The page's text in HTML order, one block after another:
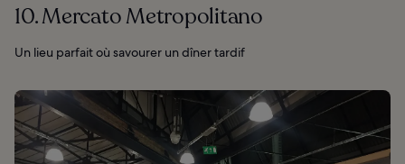
10. Mercato Metropolitano
Un lieu parfait où savourer un dîner tardif